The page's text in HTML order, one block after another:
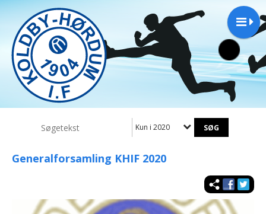
Kun i 2020
Generalforsamling KHIF 2020